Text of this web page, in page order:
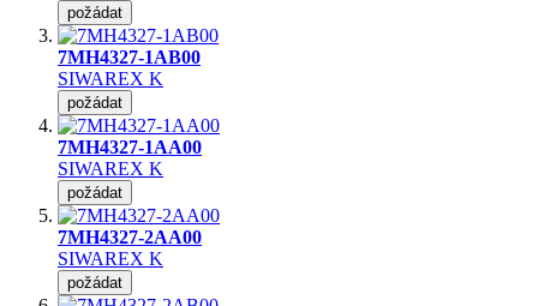
požádat
7MH4327-1AB00
SIWAREX K
požádat
7MH4327-1AA00
SIWAREX K
požádat
7MH4327-2AA00
SIWAREX K
požádat